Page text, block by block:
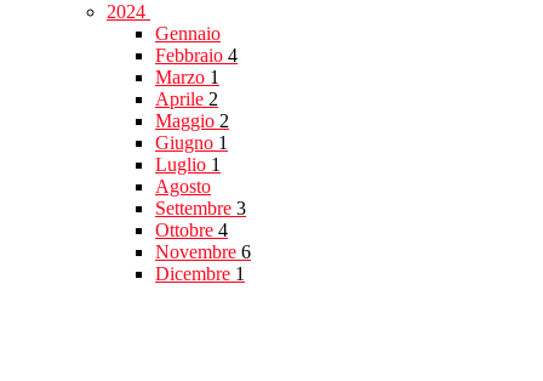
2024
Gennaio
Febbraio 4
Marzo 1
Aprile 2
Maggio 2
Giugno 1
Luglio 1
Agosto
Settembre 3
Ottobre 4
Novembre 6
Dicembre 1